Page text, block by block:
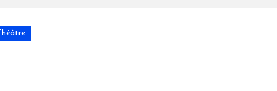
Théâtre